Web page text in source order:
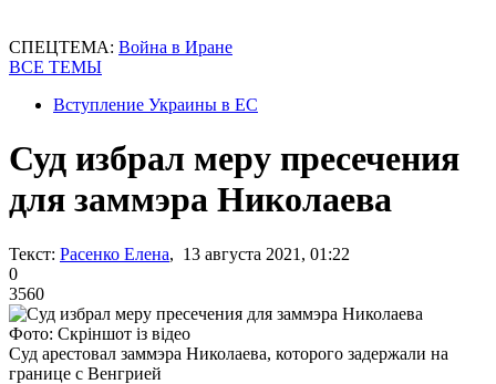
СПЕЦТЕМА: Война в Иране
ВСЕ ТЕМЫ
Вступление Украины в ЕС
Суд избрал меру пресечения
для заммэра Николаева
Текст: Расенко Елена, 13 августа 2021, 01:22
0
3560
Фото: Скріншот із відео
Суд арестовал заммэра Николаева, которого задержали на
границе с Венгрией